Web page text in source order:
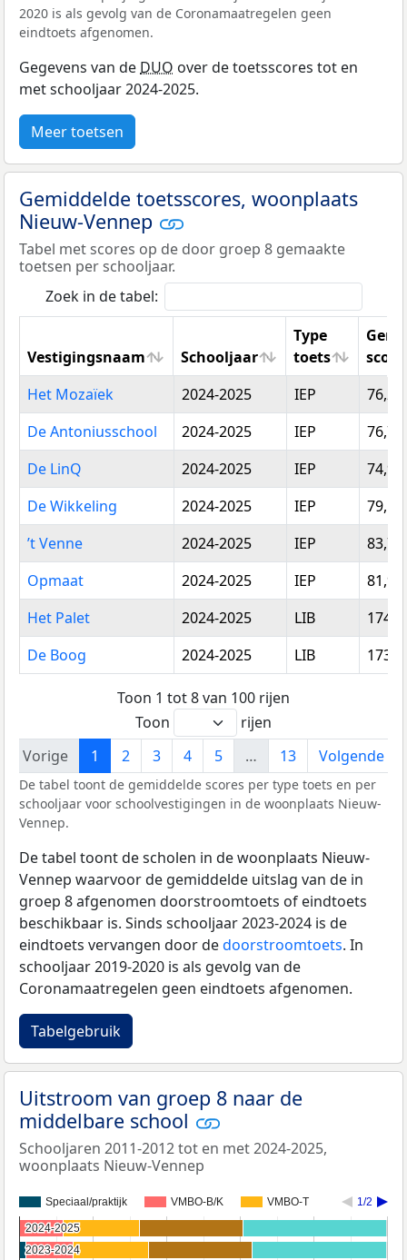
2020 is als gevolg van de Coronamaatregelen geen
eindtoets afgenomen.
Gegevens van de DUO over de toetsscores tot en
met schooljaar 2024-2025.
Meer toetsen
Gemiddelde toetsscores, woonplaats
Nieuw-Vennep
Tabel met scores op de door groep 8 gemaakte
toetsen per schooljaar.
Zoek in de tabel:
Vestigingsnaam Schooljaar
Type
toets
score
Vestigingsnaam
Schooljaar
Type
toets
score
Het Mozaïek 2024-2025 IEP
76,29
De Antoniusschool
2024-2025 IEP
76,79
De LinQ
2024-2025 IEP
74,96
De Wikkeling
2024-2025 IEP
79,51
’t Venne
2024-2025 IEP
83,70
Opmaat
2024-2025 IEP
81,96
Het Palet
2024-2025 LIB
De Boog
2024-2025 LIB
Toon 1 tot 8 van 100 rijen
Toon
rijen
Vorige
1 2 3 4 5 … 13 Volgende
De tabel toont de gemiddelde scores per type toets en per
schooljaar voor schoolvestigingen in de woonplaats Nieuw-
Vennep.
De tabel toont de scholen in de woonplaats Nieuw-
Vennep waarvoor de gemiddelde uitslag van de in
groep 8 afgenomen doorstroomtoets of eindtoets
beschikbaar is. Sinds schooljaar 2023-2024 is de
eindtoets vervangen door dedoorstroomtoets. In
schooljaar 2019-2020 is als gevolg van de
Coronamaatregelen geen eindtoets afgenomen.
Tabelgebruik
Uitstroom van groep 8 naar de
middelbare school
Schooljaren 2011-2012 tot en met 2024-2025,
woonplaats Nieuw-Vennep
Speciaal/praktijk VMBO-B/K VMBO-T 1/2
2024-2025
2024-2025
2023-2024
2023-2024